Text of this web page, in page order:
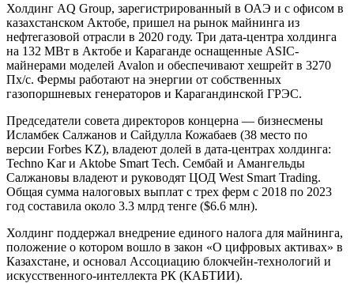
Холдинг AQ Group, зарегистрированный в ОАЭ и с офисом в
казахстанском Актобе, пришел на рынок майнинга из
нефтегазовой отрасли в 2020 году. Три дата-центра холдинга
на 132 МВт в Актобе и Караганде оснащенные ASIC-
майнерами моделей Avalon и обеспечивают хешрейт в 3270
Пх/с. Фермы работают на энергии от собственных
газопоршневых генераторов и Карагандинской ГРЭС.
Председатели совета директоров концерна — бизнесмены
Исламбек Салжанов и Сайдулла Кожабаев (38 место по
версии Forbes KZ), владеют долей в дата-центрах холдинга:
Techno Kar и Aktobe Smart Tech. Сембай и Амангельды
Салжановы владеют и руководят ЦОД West Smart Trading.
Общая сумма налоговых выплат с трех ферм с 2018 по 2023
год составила около 3.3 млрд тенге ($6.6 млн).
Холдинг поддержал внедрение единого налога для майнинга,
положение о котором вошло в закон «О цифровых активах» в
Казахстане, и основал Ассоциацию блокчейн-технологий и
искусственного-интеллекта РК (КАБТИИ).